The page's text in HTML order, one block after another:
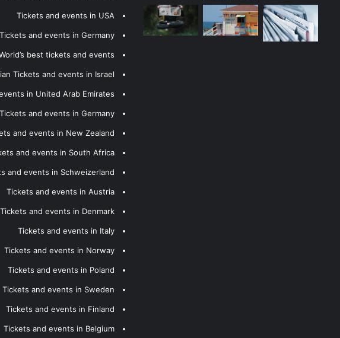
Tickets and events in USA
and events in Germany
best tickets and events
Tickets and events in Israel
in United Arab Emirates
Tickets and events in Germany
and events in New Zealand
and events in South Africa
and events in Schweizerland
Tickets and events in Austria
Tickets and events in Denmark
Tickets and events in Italy
Tickets and events in Norway
Tickets and events in Poland
Tickets and events in Sweden
Tickets and events in Finland
Tickets and events in Belgium